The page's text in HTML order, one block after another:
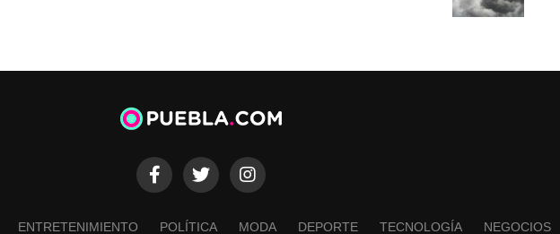
ENTRETENIMIENTO POLÍTICA MODA DEPORTE TECNOLOGÍA NEGOCIOS